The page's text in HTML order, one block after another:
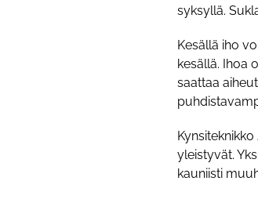
syksyllä.
Kesällä iho
kesällä. Ihoa
saattaa
yleistyvät.
kauniisti